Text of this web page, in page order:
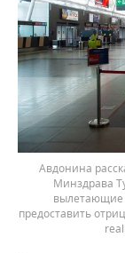
Авдонина
Минздрава
вылетающие
предоставить